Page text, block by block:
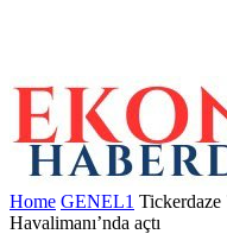
Home GENEL1 Tickerdaze
Havalimanı’nda açtı